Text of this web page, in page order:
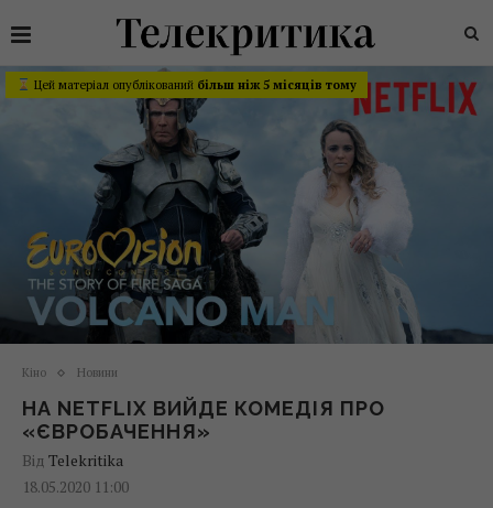
Цей матеріал опублікований більш ніж 5 місяців тому
Кіно Новини
НА NETFLIX ВИЙДЕ КОМЕДІЯ ПРО
«ЄВРОБАЧЕННЯ»
Від Telekritika
18.05.2020 11:00